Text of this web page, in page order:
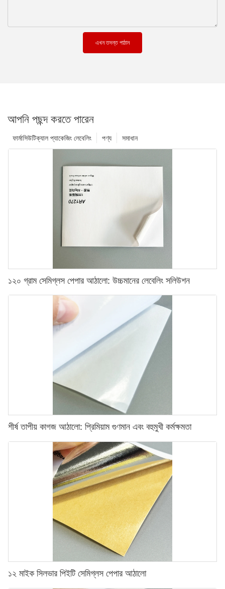
এখন তদন্ত পাঠান
আপনি পছন্দ করতে পারেন
সমাধান
পণ্য
ফার্মাসিউটিক্যাল প্যাকেজিং লেবেলিং
১২০ গ্রাম সেমিগ্লস পেপার আঠালো: উচ্চমানের লেবেলিং সলিউশন
শীর্ষ তাপীয় কাগজ আঠালো: প্রিমিয়াম গুণমান এবং বহুমুখী কর্মক্ষমতা
১২ মাইক সিলভার পিইটি সেমিগ্লস পেপার আঠালো